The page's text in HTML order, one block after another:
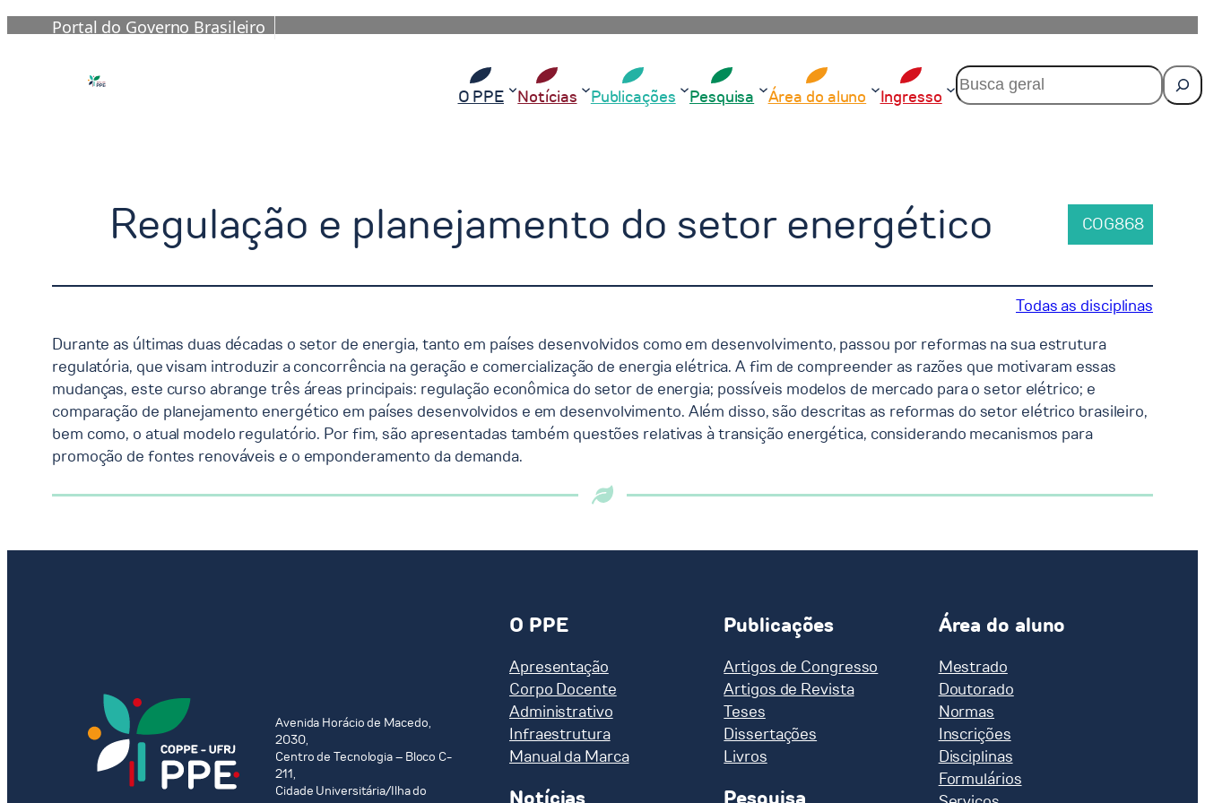
Portal do Governo Brasileiro
O PPE Notícias Publicações Pesquisa Área do aluno Ingresso
P
e
s
Regulação e planejamento do setor energético COG868
Todas as disciplinas
Durante as últimas duas décadas o setor de energia, tanto em países desenvolvidos como em desenvolvimento, passou por reformas na sua estrutura
regulatória, que visam introduzir a concorrência na geração e comercialização de energia elétrica. A fim de compreender as razões que motivaram essas
mudanças, este curso abrange três áreas principais: regulação econômica do setor de energia; possíveis modelos de mercado para o setor elétrico; e
comparação de planejamento energético em países desenvolvidos e em desenvolvimento. Além disso, são descritas as reformas do setor elétrico brasileiro,
bem como, o atual modelo regulatório. Por fim, são apresentadas também questões relativas à transição energética, considerando mecanismos para
promoção de fontes renováveis e o emponderamento da demanda.
Avenida Horácio de Macedo,
2030,
Centro de Tecnologia – Bloco C-
211,
Cidade Universitária/Ilha do
O PPE
Apresentação
Corpo Docente
Administrativo
Infraestrutura
Manual da Marca
Publicações
Artigos de Congresso
Artigos de Revista
Teses
Dissertações
Livros
Área do aluno
Mestrado
Doutorado
Normas
Inscrições
Disciplinas
Formulários